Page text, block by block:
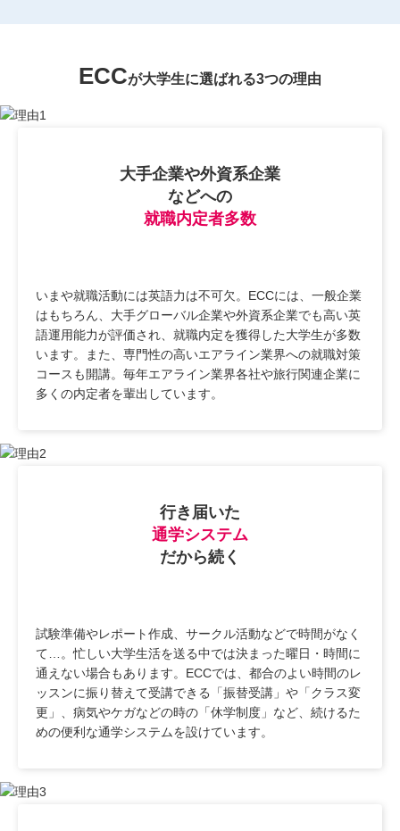
ECCが大学生に選ばれる3つの理由
大手企業や外資系企業
などへの
就職内定者多数
いまや就職活動には英語力は不可欠。ECCには、一般企業
はもちろん、大手グローバル企業や外資系企業でも高い英
語運用能力が評価され、就職内定を獲得した大学生が多数
います。また、専門性の高いエアライン業界への就職対策
コースも開講。毎年エアライン業界各社や旅行関連企業に
多くの内定者を輩出しています。
行き届いた
通学システム
だから続く
試験準備やレポート作成、サークル活動などで時間がなく
て…。忙しい大学生活を送る中では決まった曜日・時間に
通えない場合もあります。ECCでは、都合のよい時間のレ
ッスンに振り替えて受講できる「振替受講」や「クラス変
更」、病気やケガなどの時の「休学制度」など、続けるた
めの便利な通学システムを設けています。